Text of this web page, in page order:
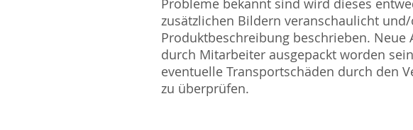
Probleme bekannt sind wird dieses
zusätzlichen Bildern veranschaulicht
Produktbeschreibung beschrieben. Neue
durch Mitarbeiter ausgepackt worden
eventuelle Transportschäden durch den
zu überprüfen.